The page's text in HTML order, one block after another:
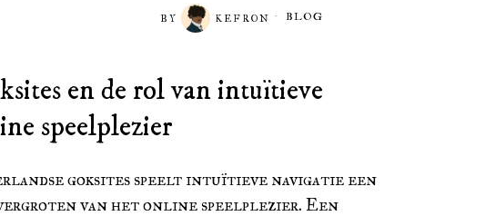
BY KEFRON BLOG
en de rol van intuïtieve
speelplezier
goksites speelt intuïtieve navigatie een
van het online speelplezier. Een